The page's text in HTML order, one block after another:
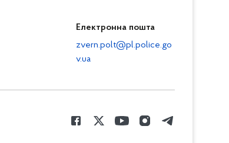
Електронна пошта
zvern.polt@pl.police.go
v.ua